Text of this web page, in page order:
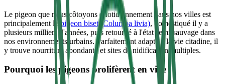
Le pigeon que nous côtoyons quotidiennement dans nos villes est
principalement le pigeon biset (Columba livia), domestiqué il y a
plusieurs milliers d'années, puis retourné à l'état semi-sauvage dans
nos environnements urbains. Parfaitement adapté à la vie citadine, il
y trouve nourriture abondante et sites de nidification multiples.
Pourquoi les pigeons prolifèrent en ville